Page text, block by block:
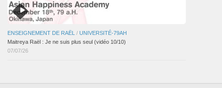
ENSEIGNEMENT DE RAËL / UNIVERSITÉ-79AH
Maitreya Raël : Je ne suis plus seul (vidéo 10/10)
07/07/26